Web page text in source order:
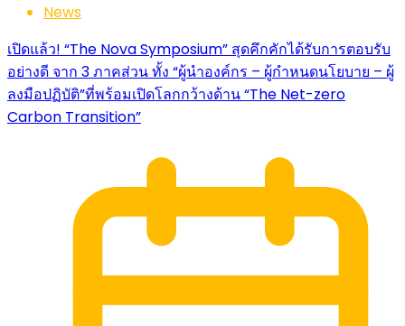
News
เปิดแล้ว! “The Nova Symposium” สุดคึกคักได้รับการตอบรับ
อย่างดี จาก 3 ภาคส่วน ทั้ง “ผู้นำองค์กร – ผู้กำหนดนโยบาย – ผู้
ลงมือปฏิบัติ”ที่พร้อมเปิดโลกกว้างด้าน “The Net-zero
Carbon Transition”